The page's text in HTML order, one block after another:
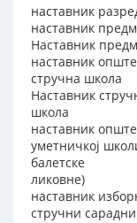
наставник
наставник
Наставник
наставник
стручна школа
Наставник
школа
наставник
уметничкој
балетске
ликовне)
наставник
стручни